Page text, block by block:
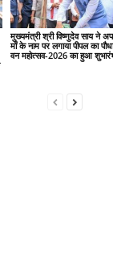
मुख्यमंत्री श्री विष्णुदेव साय ने
माँ के नाम पर लगाया पीपल का
वन महोत्सव-2026 का हुआ